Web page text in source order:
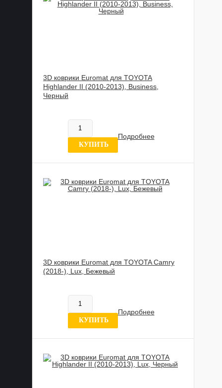
3D коврики Euromat для TOYOTA
Highlander II (2010-2013), Business,
Черный
В наличии
0 отзывов
КУПИТЬ
Подробнее
3D коврики Euromat для TOYOTA Camry
(2018-), Lux, Бежевый
В наличии
6 отзывов
КУПИТЬ
Подробнее